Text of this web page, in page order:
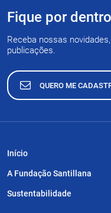
Fique por dentro
Receba nossas
publicações.
QUERO ME
Início
A Fundação Santillana
Sustentabilidade